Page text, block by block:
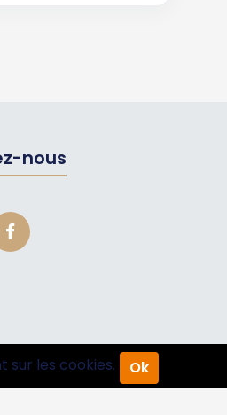
nous
sur les cookies. Ok